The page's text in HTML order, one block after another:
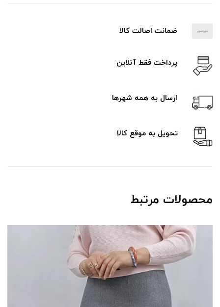
ضمانت اصالت کالا
پرداخت فقط آنلاین
ارسال به همه شهرها
تحویل به موقع کالا
محصولات مرتبط